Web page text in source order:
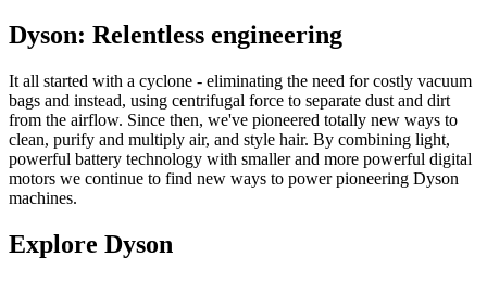
Dyson: Relentless engineering
It all started with a cyclone - eliminating the need for costly vacuum
bags and instead, using centrifugal force to separate dust and dirt
from the airflow. Since then, we've pioneered totally new ways to
clean, purify and multiply air, and style hair. By combining light,
powerful battery technology with smaller and more powerful digital
motors we continue to find new ways to power pioneering Dyson
machines.
Explore Dyson